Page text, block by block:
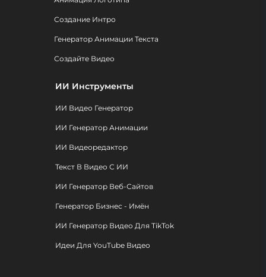
Создание Интро
Генератор Анимации Текста
Создайте Видео
ИИ Инструменты
ИИ Видео Генератор
ИИ Генератор Анимации
ИИ Видеоредактор
Текст В Видео С ИИ
ИИ Генератор Веб-Сайтов
Генератор Бизнес - Имён
ИИ Генератор Видео Для TikTok
Идеи Для YouTube Видео